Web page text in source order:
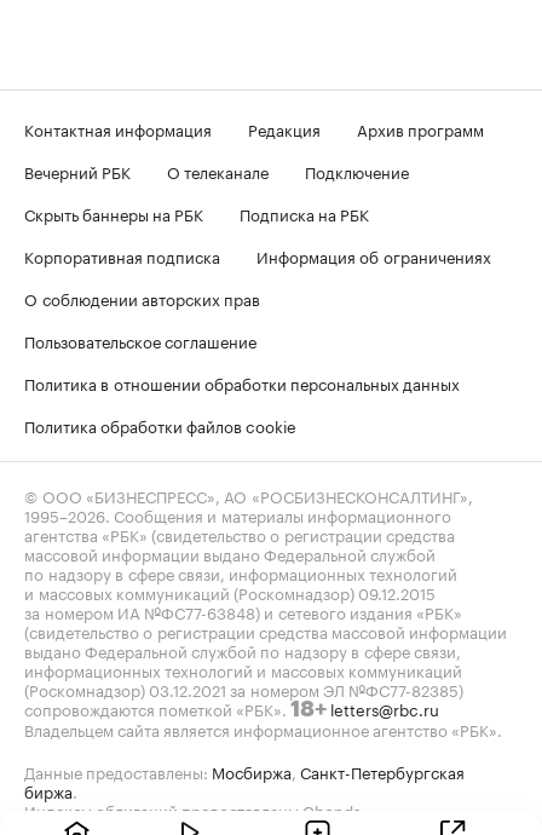
Контактная информация Редакция
Архив программ
Вечерний РБК
О телеканале
Подключение
Скрыть баннеры на РБК
Подписка на РБК
Корпоративная подписка
Информация об ограничениях
О соблюдении авторских прав
Пользовательское соглашение
Политика в отношении обработки персональных данных
Политика обработки файлов cookie
© ООО «БИЗНЕСПРЕСС», АО «РОСБИЗНЕСКОНСАЛТИНГ»,
1995–2026 . Сообщения и материалы информационного
агентства «РБК» (свидетельство о регистрации средства
массовой информации выдано Федеральной службой
по надзору в сфере связи, информационных технологий
и массовых коммуникаций (Роскомнадзор) 09.12.2015
за номером ИА №ФС77-63848) и сетевого издания «РБК»
(свидетельство о регистрации средства массовой информации
выдано Федеральной службой по надзору в сфере связи,
информационных технологий и массовых коммуникаций
(Роскомнадзор) 03.12.2021 за номером ЭЛ №ФС77-82385)
сопровождаются пометкой «РБК». 18+ letters@rbc.ru
Владельцем сайта является информационное агентство «РБК».
Данные предоставлены: Мосбиржа Санкт-Петербургская
биржа
Индексы облигаций предоставлены Cbonds.